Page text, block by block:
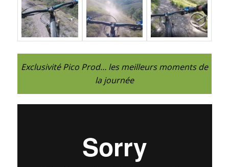
Exclusivité Pico Prod… les meilleurs moments de
la journée